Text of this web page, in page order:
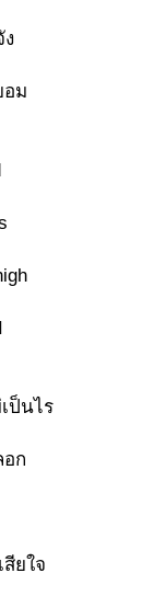
ง
อม
ป็นไร
อก
ยใจ